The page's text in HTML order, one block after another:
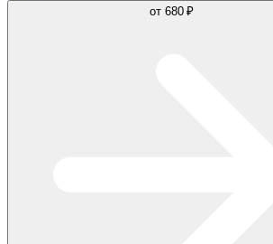
от 680 ₽